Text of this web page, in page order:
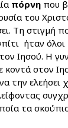
πόρνηπου
του
Τη στιγμή
ήταν όλοι
Ιησού. Η
κοντά στον
την ελεήσει
τα